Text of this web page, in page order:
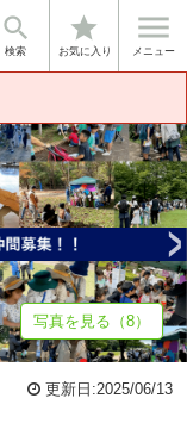

検索
star
お気に入り

メニュー
法人情報
写真を見る（8）
更新日:2025/06/13